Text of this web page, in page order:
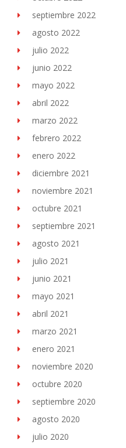
septiembre 2022
agosto 2022
julio 2022
junio 2022
mayo 2022
abril 2022
marzo 2022
febrero 2022
enero 2022
diciembre 2021
noviembre 2021
octubre 2021
septiembre 2021
agosto 2021
julio 2021
junio 2021
mayo 2021
abril 2021
marzo 2021
enero 2021
noviembre 2020
octubre 2020
septiembre 2020
agosto 2020
julio 2020